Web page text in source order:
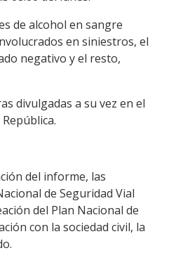
de alcohol en sangre
en siniestros, el
negativo y el resto,
divulgadas a su vez en el
del informe, las
de Seguridad Vial
del Plan Nacional de
con la sociedad civil, la